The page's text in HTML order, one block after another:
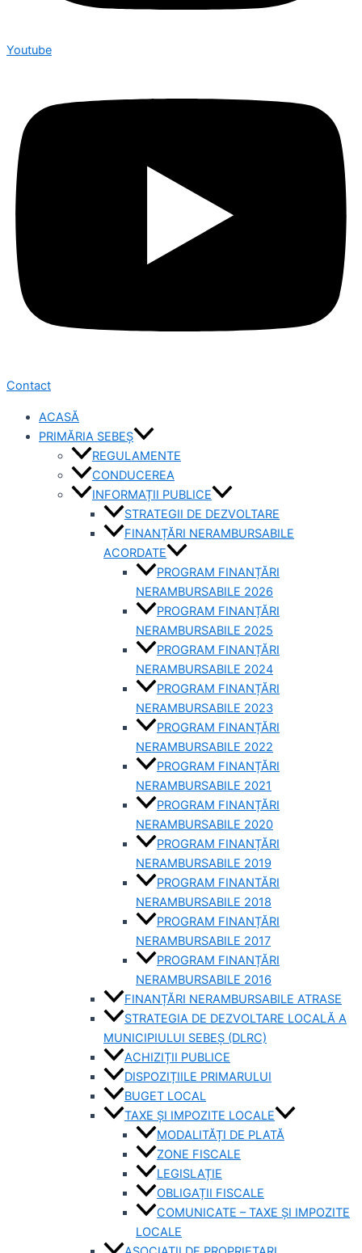
Youtube
Contact
ACASĂ
PRIMĂRIA SEBEȘ
REGULAMENTE
CONDUCEREA
INFORMAȚII PUBLICE
STRATEGII DE DEZVOLTARE
FINANȚĂRI NERAMBURSABILE
ACORDATE
PROGRAM FINANȚĂRI
NERAMBURSABILE 2026
PROGRAM FINANȚĂRI
NERAMBURSABILE 2025
PROGRAM FINANȚĂRI
NERAMBURSABILE 2024
PROGRAM FINANȚĂRI
NERAMBURSABILE 2023
PROGRAM FINANȚĂRI
NERAMBURSABILE 2022
PROGRAM FINANȚĂRI
NERAMBURSABILE 2021
PROGRAM FINANȚĂRI
NERAMBURSABILE 2020
PROGRAM FINANȚĂRI
NERAMBURSABILE 2019
PROGRAM FINANTĂRI
NERAMBURSABILE 2018
PROGRAM FINANȚĂRI
NERAMBURSABILE 2017
PROGRAM FINANȚĂRI
NERAMBURSABILE 2016
FINANȚĂRI NERAMBURSABILE ATRASE
STRATEGIA DE DEZVOLTARE LOCALĂ A
MUNICIPIULUI SEBEȘ (DLRC)
ACHIZIȚII PUBLICE
DISPOZIȚIILE PRIMARULUI
BUGET LOCAL
TAXE ȘI IMPOZITE LOCALE
MODALITĂȚI DE PLATĂ
ZONE FISCALE
LEGISLAȚIE
OBLIGAȚII FISCALE
COMUNICATE – TAXE ȘI IMPOZITE
LOCALE